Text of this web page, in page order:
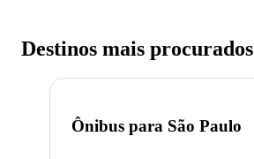
Destinos mais procurados
Ônibus para São Paulo